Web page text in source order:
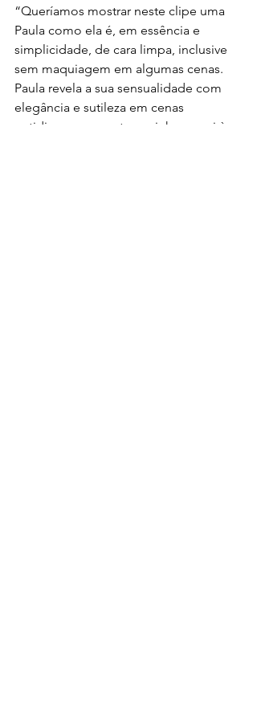
“Queríamos mostrar neste clipe uma
Paula como ela é, em essência e
simplicidade, de cara limpa, inclusive
sem maquiagem em algumas cenas.
Paula revela a sua sensualidade com
elegância e sutileza em cenas
cotidianas enquanto cozinha ou vai à